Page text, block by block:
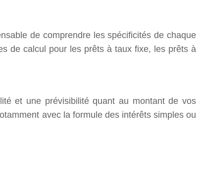
de comprendre les spécificités de chaque
de calcul pour les prêts à taux fixe, les prêts à
et une prévisibilité quant au montant de vos
avec la formule des intérêts simples ou